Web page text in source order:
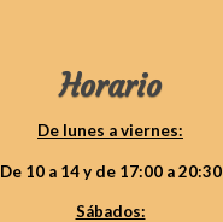
Horario
De lunes a viernes:
De 10 a 14 y de 17:00 a 20:30
Sábados: